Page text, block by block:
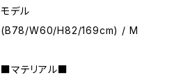
モデル
(B78/W60/H82/169cm) / M
■マテリアル■